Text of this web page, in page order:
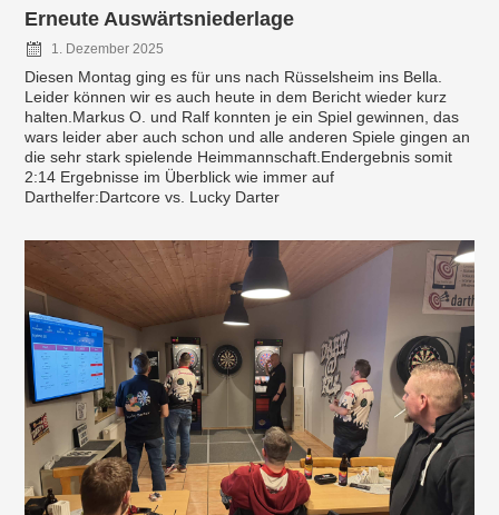
Erneute Auswärtsniederlage
1. Dezember 2025
Diesen Montag ging es für uns nach Rüsselsheim ins Bella.
Leider können wir es auch heute in dem Bericht wieder kurz
halten.Markus O. und Ralf konnten je ein Spiel gewinnen, das
wars leider aber auch schon und alle anderen Spiele gingen an
die sehr stark spielende Heimmannschaft.Endergebnis somit
2:14 Ergebnisse im Überblick wie immer auf
Darthelfer:Dartcore vs. Lucky Darter